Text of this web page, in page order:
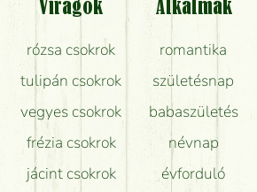
virágcsokrok szállításáról?
legtovább friss a csokor?
koszorút vásárolni boltban?
Virágok
rózsa csokrok
tulipán csokrok
vegyes csokrok
frézia csokrok
jácint csokrok
Alkalmak
romantika
születésnap
babaszületés
névnap
évforduló